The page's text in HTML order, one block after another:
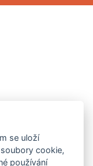
se uloží
cookie,
používání